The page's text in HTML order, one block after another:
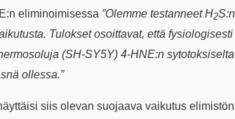
eliminoimisessa ”Olemme testanneet H2
Tulokset osoittavat, että
(SH-SY5Y) 4-HNE:n
ollessa.”
siis olevan suojaava vaikutus